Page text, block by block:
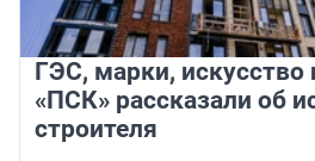
ГЭС, марки,
«ПСК» рассказали об
строителя